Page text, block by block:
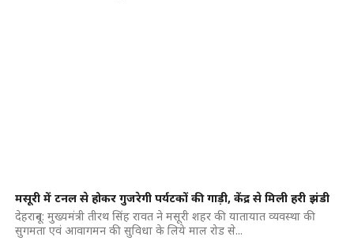
मसूरी में टनल से होकर गुजरेगी पर्यटकों की गाड़ी, केंद्र से मिली हरी झंडी
देहरादून: मुख्यमंत्री तीरथ सिंह रावत ने मसूरी शहर की यातायात व्यवस्था की
सुगमता एवं आवागमन की सुविधा के लिये माल रोड से...